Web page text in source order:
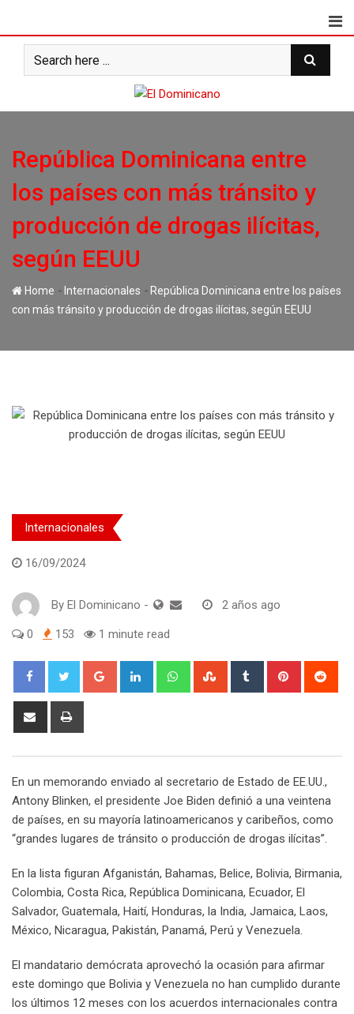
content
República Dominicana entre
los países con más tránsito y
producción de drogas ilícitas,
según EEUU
Home - Internacionales - República Dominicana entre los países
con más tránsito y producción de drogas ilícitas, según EEUU
Internacionales
16/09/2024
By El Dominicano - 2 años ago
0 153 1 minute read
Google+ LinkedIn WhatsappStumbleUpon
Tumblr Pinterest
Share
En un memorando enviado al secretario de Estado de EE.UU.,
Antony Blinken, el presidente Joe Biden definió a una veintena
de países, en su mayoría latinoamericanos y caribeños, como
“grandes lugares de tránsito o producción de drogas ilícitas”.
En la lista figuran Afganistán, Bahamas, Belice, Bolivia, Birmania,
Colombia, Costa Rica, República Dominicana, Ecuador, El
Salvador, Guatemala, Haití, Honduras, la India, Jamaica, Laos,
México, Nicaragua, Pakistán, Panamá, Perú y Venezuela.
El mandatario demócrata aprovechó la ocasión para afirmar
este domingo que Bolivia y Venezuela no han cumplido durante
los últimos 12 meses con los acuerdos internacionales contra